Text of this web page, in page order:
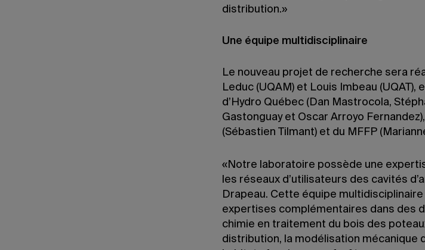
distribution.»
Une équipe multidisciplinaire
Le nouveau projet de recherche sera
Leduc (UQAM) et Louis Imbeau
d’Hydro Québec (Dan Mastrocola,
Gastonguay et Oscar Arroyo
(Sébastien Tilmant) et du MFFP
«Notre laboratoire possède une
les réseaux d’utilisateurs des cavités
Drapeau. Cette équipe
expertises complémentaires dans des
chimie en traitement du bois des
distribution, la modélisation mécanique